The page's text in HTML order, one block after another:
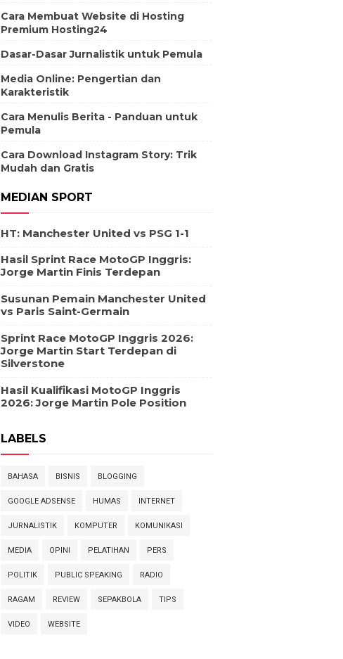
Cara Membuat Website di Hosting
Premium Hosting24
Dasar-Dasar Jurnalistik untuk Pemula
Media Online: Pengertian dan
Karakteristik
Cara Menulis Berita - Panduan untuk
Pemula
Cara Download Instagram Story: Trik
Mudah dan Gratis
MEDIAN SPORT
HT: Manchester United vs PSG 1-1
Hasil Sprint Race MotoGP Inggris:
Jorge Martin Finis Terdepan
Susunan Pemain Manchester United
vs Paris Saint-Germain
Sprint Race MotoGP Inggris 2026:
Jorge Martin Start Terdepan di
Silverstone
Hasil Kualifikasi MotoGP Inggris
2026: Jorge Martin Pole Position
LABELS
BAHASA BISNIS BLOGGING
GOOGLE ADSENSE HUMAS INTERNET
JURNALISTIK KOMPUTER KOMUNIKASI
MEDIA OPINI PELATIHAN PERS
POLITIK PUBLIC SPEAKING RADIO
RAGAM REVIEW SEPAKBOLA TIPS
VIDEO WEBSITE